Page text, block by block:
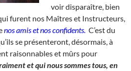
voir disparaître, bien
furent nos Maîtres et Instructeurs,
nos amis et nos confidents. C’est du
se présenteront, désormais, à
raisonnables et mûrs pour
et qui nous sommes tous, en